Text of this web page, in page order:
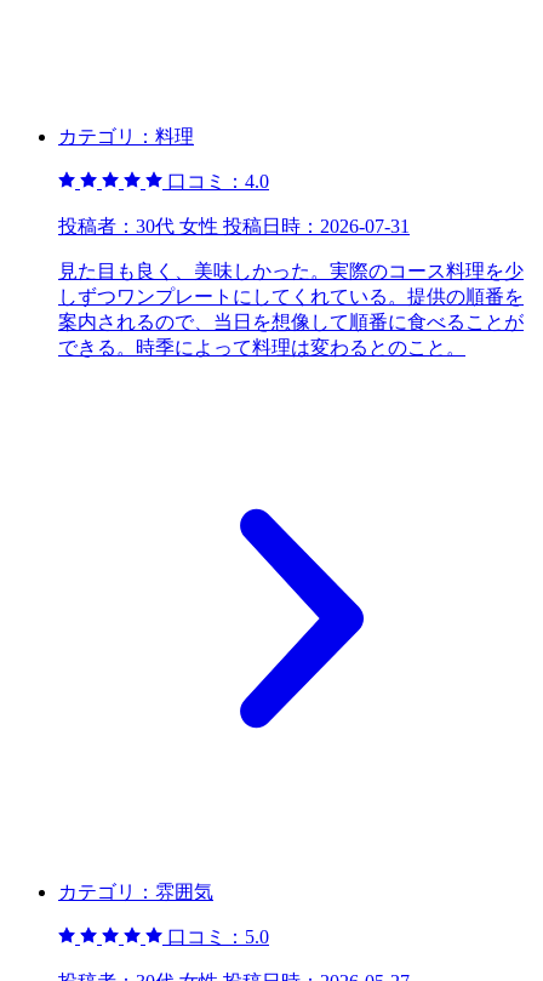
カテゴリ： 料理
口コミ： 4.0
投稿者： 30代 女性 投稿日時： 2026-07-31
見た目も良く、美味しかった。実際のコース料理を少
しずつワンプレートにしてくれている。提供の順番を
案内されるので、当日を想像して順番に食べることが
できる。時季によって料理は変わるとのこと。
カテゴリ： 雰囲気
口コミ： 5.0